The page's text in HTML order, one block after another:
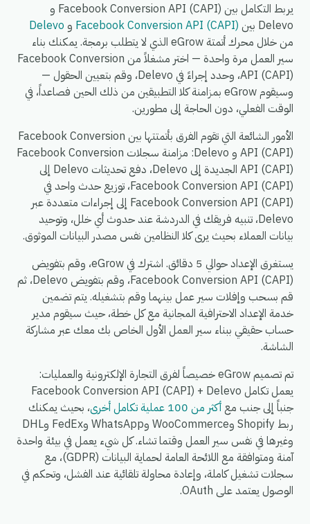
يربط التكامل بين Facebook Conversion API (CAPI) و
Delevo بين
Facebook Conversion API (CAPI) و Delevo
من خلال محرك أتمتة eGrow الذي لا يتطلب برمجة. يمكنك بناء
سير العمل مرة واحدة — اختر مشغلاً من Facebook Conversion
API (CAPI)، وحدد إجراءً في Delevo، وقم بتعيين الحقول —
وسيقوم eGrow بمزامنة كلا التطبيقين من ذلك الحين فصاعداً، في
الوقت الفعلي، دون الحاجة إلى مطورين.
الأمور الشائعة التي تقوم الفرق بأتمتتها بين Facebook Conversion
API (CAPI) و Delevo: مزامنة سجلات Facebook Conversion
API (CAPI) الجديدة إلى Delevo، دفع تحديثات Delevo إلى
Facebook Conversion API (CAPI)، توزيع حدث واحد في
Facebook Conversion API (CAPI) إلى إجراءات متعددة عبر
Delevo، تنبيه فريقك في الدردشة عند حدوث أي خلل، وتوحيد
بيانات العملاء بحيث يرى كلا النظامين نفس مصدر البيانات الموثوق.
يستغرق الإعداد حوالي 5 دقائق. اشترك في eGrow، وقم بتفويض
Facebook Conversion API (CAPI)، وقم بتفويض Delevo، ثم
قم بسحب وإفلات سير عمل بينهما وقم بتشغيله. يتم تضمين
خدمة الإعداد الاحترافية المجانية مع كل خطة، حيث سيقوم مدير
حساب حقيقي ببناء سير العمل الأول الخاص بك معك عبر مشاركة
الشاشة.
تم تصميم eGrow خصيصاً لفرق التجارة الإلكترونية والعمليات:
يعمل تكامل Facebook Conversion API (CAPI) + Delevo
جنباً إلى جنب معأكثر من 100 عملية تكامل أخرى
، بحيث يمكنك
ربط Shopify وWooCommerce وWhatsApp وFedEx وDHL
وغيرها في نفس سير العمل وقتما تشاء. كل شيء يعمل في بيئة واحدة
آمنة ومتوافقة مع اللائحة العامة لحماية البيانات (GDPR)، مع
سجلات تشغيل كاملة، وإعادة محاولة تلقائية عند الفشل، وتحكم في
الوصول يعتمد على OAuth.